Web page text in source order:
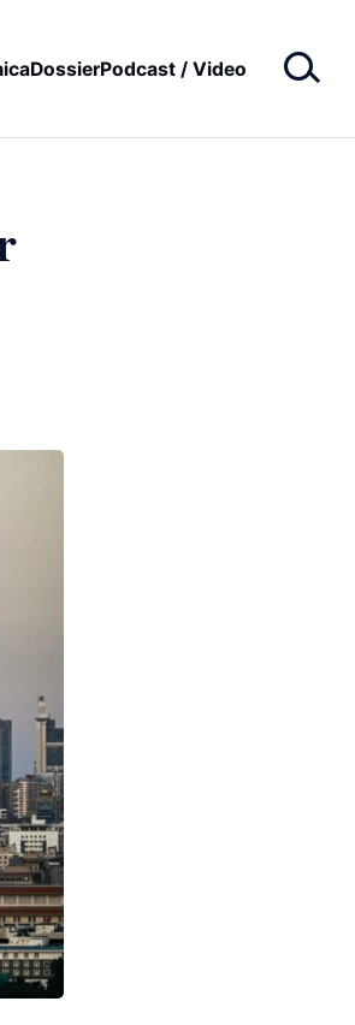
DossierPodcast / Video